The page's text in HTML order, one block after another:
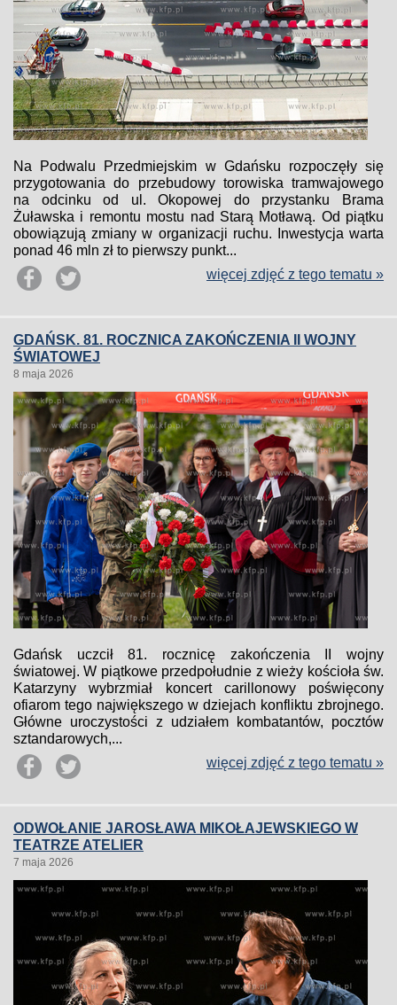
Na Podwalu Przedmiejskim w Gdańsku rozpoczęły się
przygotowania do przebudowy torowiska tramwajowego
na odcinku od ul. Okopowej do przystanku Brama
Żuławska i remontu mostu nad Starą Motławą. Od piątku
obowiązują zmiany w organizacji ruchu. Inwestycja warta
ponad 46 mln zł to pierwszy punkt...
więcej zdjęć z tego tematu »
GDAŃSK. 81. ROCZNICA ZAKOŃCZENIA II WOJNY
ŚWIATOWEJ
8 maja 2026
Gdańsk uczcił 81. rocznicę zakończenia II wojny
światowej. W piątkowe przedpołudnie z wieży kościoła św.
Katarzyny wybrzmiał koncert carillonowy poświęcony
ofiarom tego największego w dziejach konfliktu zbrojnego.
Główne uroczystości z udziałem kombatantów, pocztów
sztandarowych,...
więcej zdjęć z tego tematu »
ODWOŁANIE JAROSŁAWA MIKOŁAJEWSKIEGO W
TEATRZE ATELIER
7 maja 2026